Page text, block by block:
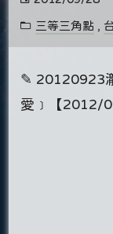
三等三角點 ,
✎ 20120923
愛﹞【2012/